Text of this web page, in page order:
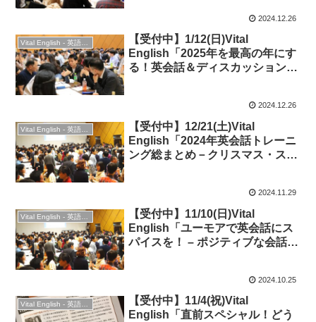
2024.12.26
Vital English - 英語勉強会
【受付中】1/12(日)Vital
English「2025年を最高の年にす
る！英会話＆ディスカッション力
2024.12.26
Vital English - 英語勉強会
【受付中】12/21(土)Vital
English「2024年英会話トレーニ
ング総まとめ－クリスマス・スペ
2024.11.29
Vital English - 英語勉強会
【受付中】11/10(日)Vital
English「ユーモアで英会話にス
パイスを！ – ポジティブな会話と
2024.10.25
Vital English - 英語勉強会
【受付中】11/4(祝)Vital
English「直前スペシャル！どう